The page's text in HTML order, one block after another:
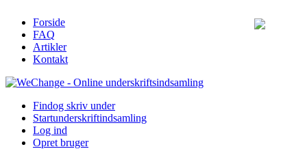
Forside
FAQ
Artikler
Kontakt
Findog skriv under
Startunderskriftindsamling
Log ind
Opret bruger